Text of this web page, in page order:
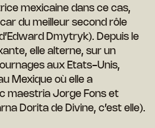
mexicaine dans ce cas,
du meilleur second rôle
Dmytryk). Depuis le
elle alterne, sur un
aux Etats-Unis,
Mexique où elle a
maestria Jorge Fons et
Dorita de Divine, c’est elle).